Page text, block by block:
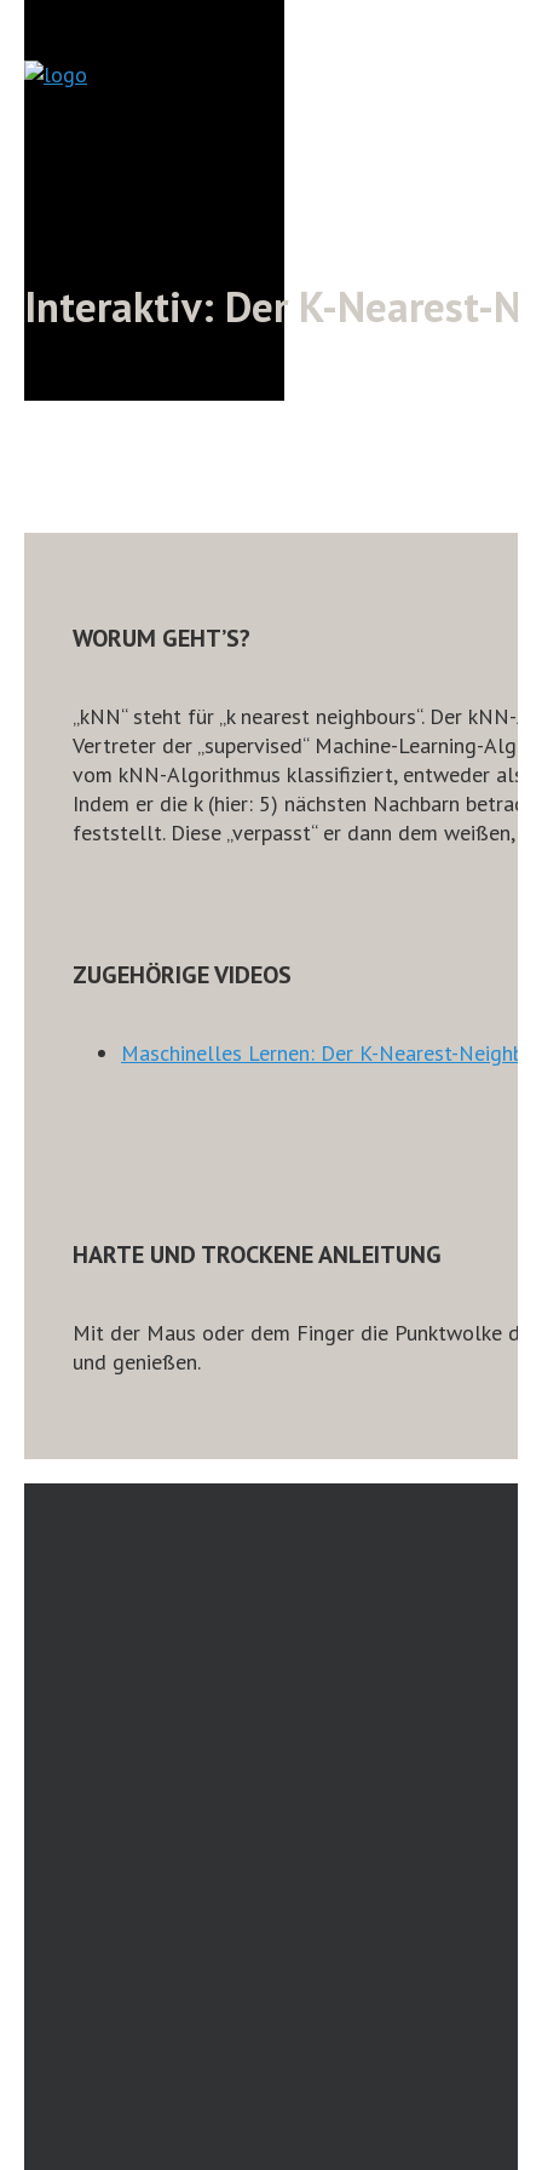
Interaktiv: Der K-Nearest-
WORUM GEHT’S?
„kNN“ steht für „k nearest neighbours“. Der
Vertreter der „supervised“ Machine-Learning-
vom kNN-Algorithmus klassifiziert, entweder als
Indem er die k (hier: 5) nächsten Nachbarn
feststellt. Diese „verpasst“ er dann dem weißen,
ZUGEHÖRIGE VIDEOS
Maschinelles Lernen: Der K-Nearest-
HARTE UND TROCKENE ANLEITUNG
Mit der Maus oder dem Finger die Punktwolke
und genießen.